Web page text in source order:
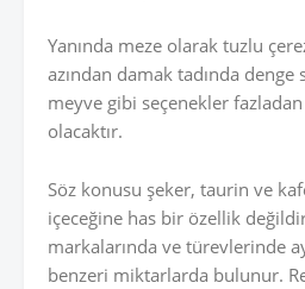
Yanında meze olarak tuzlu
azından damak tadında denge
meyve gibi seçenekler fazladan
olacaktır.
Söz konusu şeker, taurin ve
içeceğine has bir özellik
markalarında ve türevlerinde
benzeri miktarlarda bulunur.